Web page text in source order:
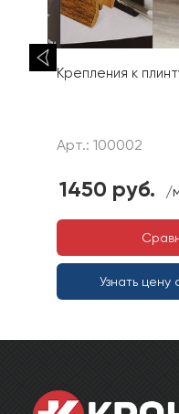
Крепления к
Арт.: 100002
1450 руб. /
Узнать цену